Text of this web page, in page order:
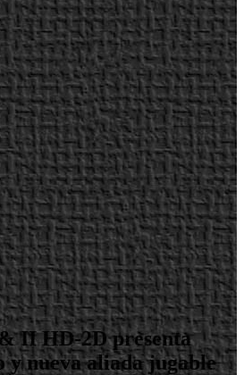
II HD-2D presenta
y nueva aliada jugable